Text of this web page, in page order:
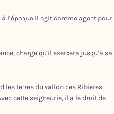
l’époque il agit comme agent pour
charge qu’il exercera jusqu’à sa
les terres du vallon des Ribières.
cette seigneurie, il a le droit de